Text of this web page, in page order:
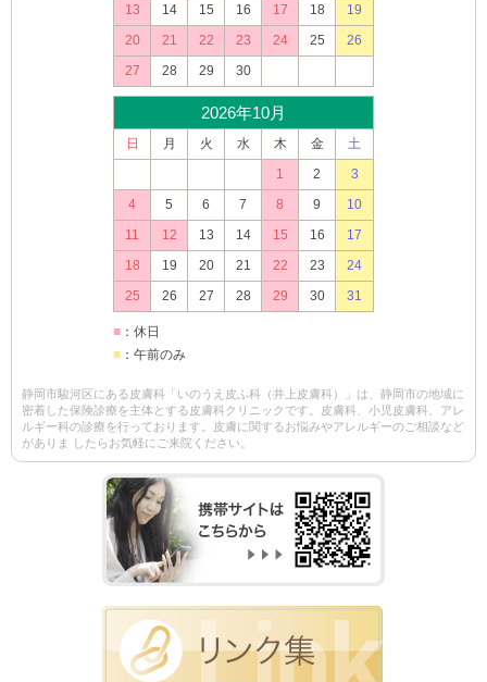
13
14 15 16 17 18
19
20
21 22 23 24 25
26
27
28 29 30
2026年10月
日 月 火 水 木 金
土
1
2
3
4
5 6 7 8 9
10
11
12 13 14 15 16
17
18
19 20 21 22 23
24
25
26 27 28 29 30 31
■ ：休日
■ ：午前のみ
静岡市駿河区にある皮膚科「いのうえ皮ふ科（井上皮膚科）」は、静岡市の地域に
密着した保険診療を主体とする皮膚科クリニックです。皮膚科、小児皮膚科、アレ
ルギー科の診療を行っております。皮膚に関するお悩みやアレルギーのご相談など
がありま したらお気軽にご来院ください。